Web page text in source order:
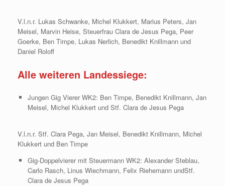
V.l.n.r. Lukas Schwanke, Michel Klukkert, Marius Peters, Jan
Meisel, Marvin Heise, Steuerfrau Clara de Jesus Pega, Peer
Goerke, Ben Timpe, Lukas Nerlich, Benedikt Knillmann und
Daniel Roloff
Alle weiteren Landessiege:
Jungen Gig Vierer WK2: Ben Timpe, Benedikt Knillmann, Jan
Meisel, Michel Klukkert und Stf. Clara de Jesus Pega
V.l.n.r. Stf. Clara Pega, Jan Meisel, Benedikt Knillmann, Michel
Klukkert und Ben Timpe
Gig-Doppelvierer mit Steuermann WK2: Alexander Steblau,
Carlo Rasch, Linus Wiechmann, Felix Riehemann undStf.
Clara de Jesus Pega